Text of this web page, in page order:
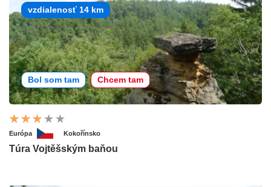
vzdialenosť 14 km
Bol som tam Chcem tam
Európa Kokořínsko
Túra Vojtěšským baňou